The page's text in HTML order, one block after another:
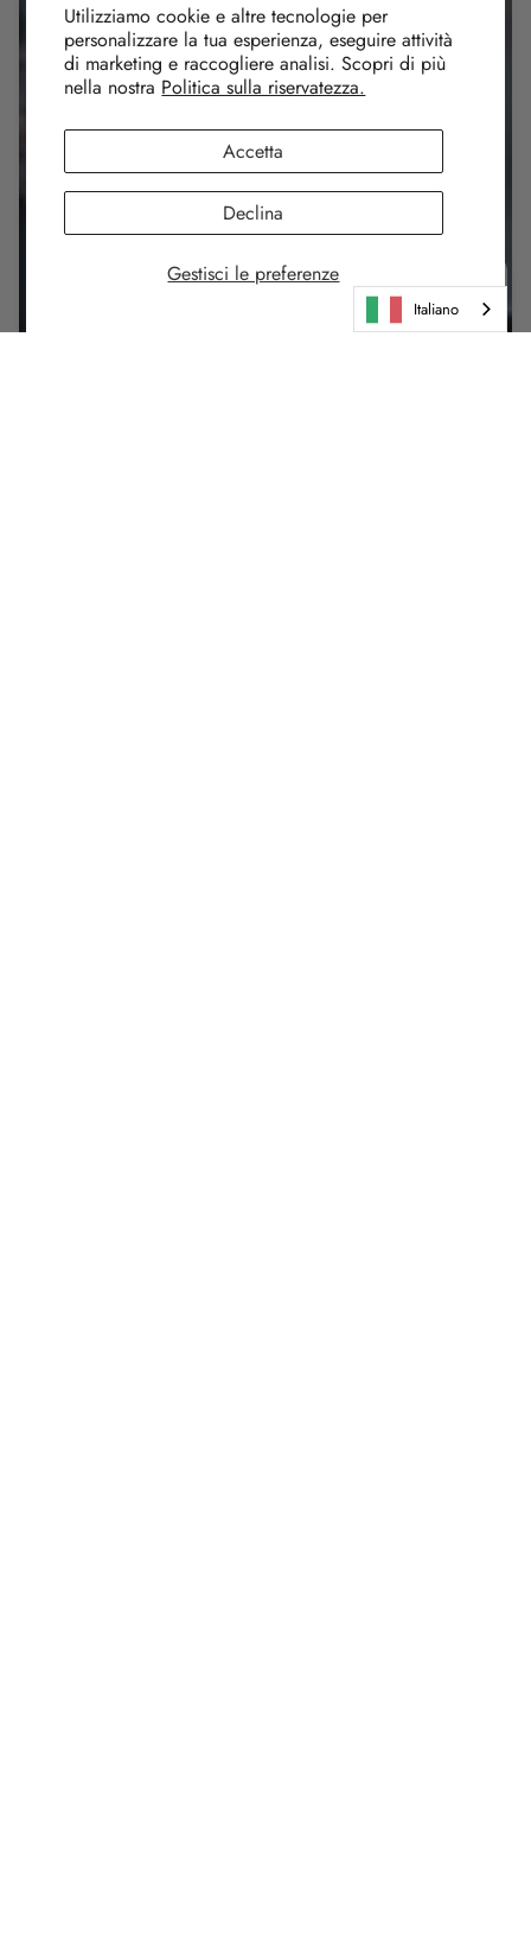
Utilizziamo cookie e altre tecnologie per
personalizzare la tua esperienza, eseguire attività
di marketing e raccogliere analisi. Scopri di più
nella nostra Politica sulla riservatezza.
Gestisci le preferenze
Accetta
Declina
Italiano